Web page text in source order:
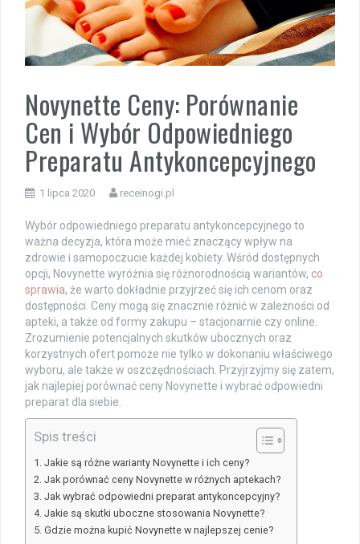
Novynette Ceny: Porównanie
Cen i Wybór Odpowiedniego
Preparatu Antykoncepcyjnego
1 lipca 2020 receinogi.pl
Wybór odpowiedniego preparatu antykoncepcyjnego to
ważna decyzja, która może mieć znaczący wpływ na
zdrowie i samopoczucie każdej kobiety. Wśród dostępnych
opcji, Novynette wyróżnia się różnorodnością wariantów, co
sprawia, że warto dokładnie przyjrzeć się ich cenom oraz
dostępności. Ceny mogą się znacznie różnić w zależności od
apteki, a także od formy zakupu – stacjonarnie czy online.
Zrozumienie potencjalnych skutków ubocznych oraz
korzystnych ofert pomoże nie tylko w dokonaniu właściwego
wyboru, ale także w oszczędnościach. Przyjrzyjmy się zatem,
jak najlepiej porównać ceny Novynette i wybrać odpowiedni
preparat dla siebie.
Spis treści
Jakie są różne warianty Novynette i ich ceny?
Jak porównać ceny Novynette w różnych aptekach?
Jak wybrać odpowiedni preparat antykoncepcyjny?
Jakie są skutki uboczne stosowania Novynette?
Gdzie można kupić Novynette w najlepszej cenie?